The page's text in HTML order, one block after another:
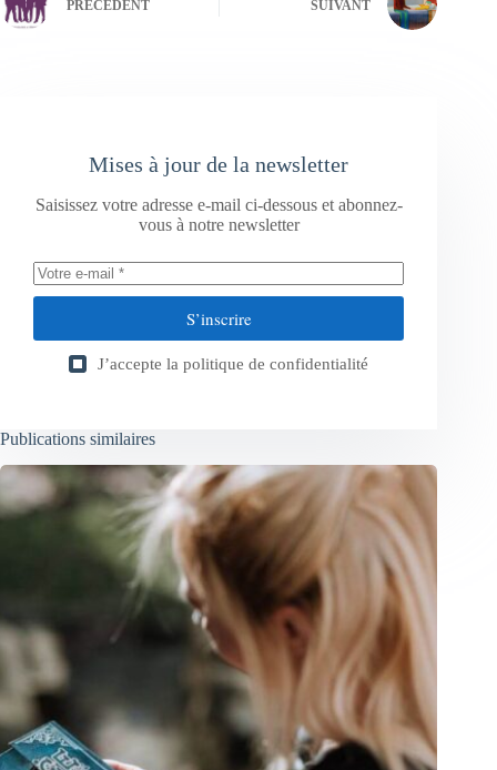
PRÉCÉDENT SUIVANT
Mises à jour de la newsletter
Saisissez votre adresse e-mail ci-dessous et abonnez-
vous à notre newsletter
S’inscrire
J’accepte la politique de confidentialité
Publications similaires